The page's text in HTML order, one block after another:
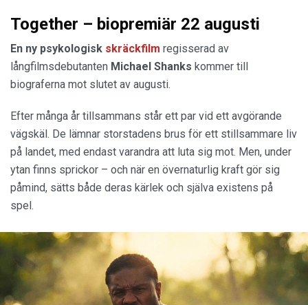
Together – biopremiär 22 augusti
En ny psykologisk skräckfilm regisserad av
långfilmsdebutanten Michael Shanks kommer till
biograferna mot slutet av augusti.
Efter många år tillsammans står ett par vid ett avgörande
vägskäl. De lämnar storstadens brus för ett stillsammare liv
på landet, med endast varandra att luta sig mot. Men, under
ytan finns sprickor – och när en övernaturlig kraft gör sig
påmind, sätts både deras kärlek och själva existens på
spel.